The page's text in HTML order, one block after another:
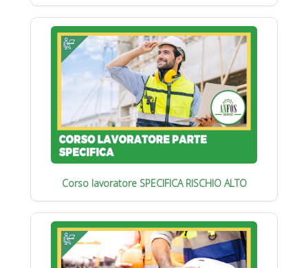
Corso lavoratore SPECIFICA RISCHIO ALTO